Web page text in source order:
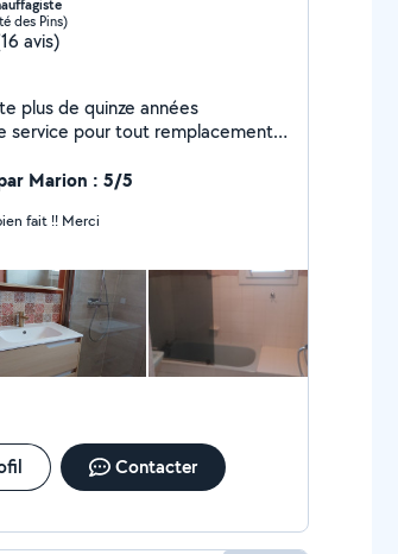
des Pins)
avis)
plus de quinze années
service pour tout remplacement
canalisation, recherche de
Marion : 5/5
fait !! Merci
Contacter